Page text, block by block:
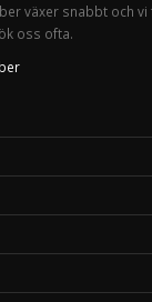
växer snabbt och vi
oss ofta.